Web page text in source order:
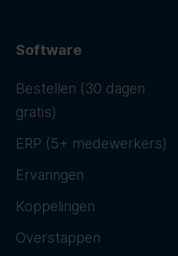
Software
Bestellen (30 dagen
gratis)
ERP (5+ medewerkers)
Ervaringen
Koppelingen
Overstappen